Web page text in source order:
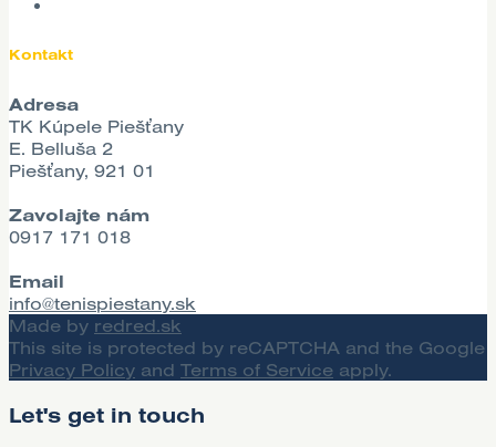
Kontakt
Adresa
TK Kúpele Piešťany
E. Belluša 2
Piešťany, 921 01
Zavolajte nám
0917 171 018
Email
info@tenispiestany.sk
Made by redred.sk
This site is protected by reCAPTCHA and the Google
Privacy Policy and Terms of Service apply.
Let's get in touch